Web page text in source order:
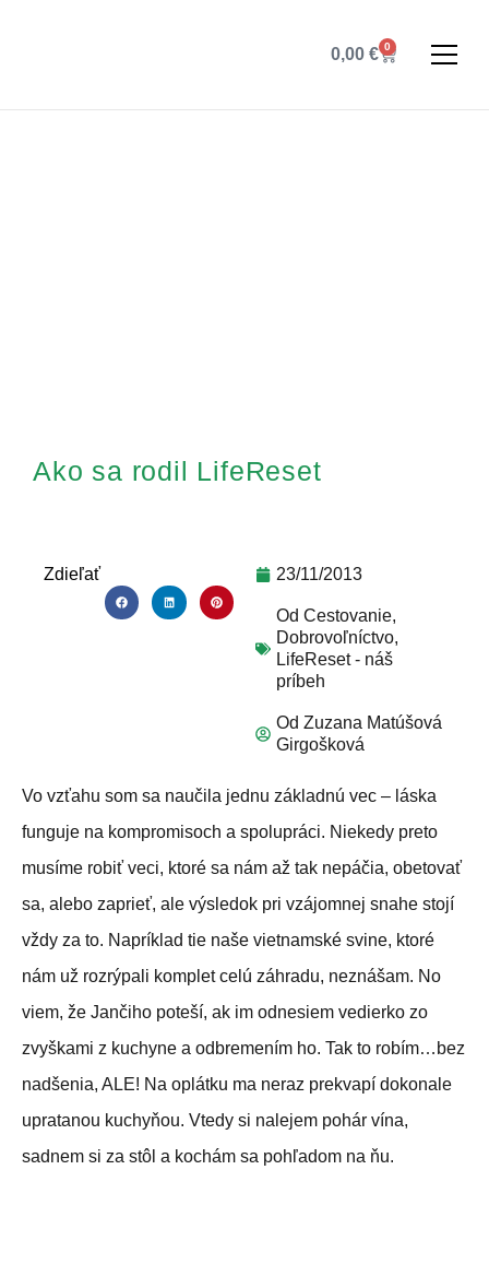
0,00€ 0
Ako sa rodil LifeReset
Zdieľať 23/11/2013
Od Cestovanie,
Dobrovoľníctvo,
LifeReset - náš
príbeh
Od Zuzana Matúšová
Girgošková
Vo vzťahu som sa naučila jednu základnú vec – láska
funguje na kompromisoch a spolupráci. Niekedy preto
musíme robiť veci, ktoré sa nám až tak nepáčia, obetovať
sa, alebo zaprieť, ale výsledok pri vzájomnej snahe stojí
vždy za to. Napríklad tie naše vietnamské svine, ktoré
nám už rozrýpali komplet celú záhradu, neznášam. No
viem, že Jančiho poteší, ak im odnesiem vedierko zo
zvyškami z kuchyne a odbremením ho. Tak to robím…bez
nadšenia, ALE! Na oplátku ma neraz prekvapí dokonale
upratanou kuchyňou. Vtedy si nalejem pohár vína,
sadnem si za stôl a kochám sa pohľadom na ňu.